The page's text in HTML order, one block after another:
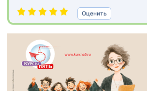
Оценить